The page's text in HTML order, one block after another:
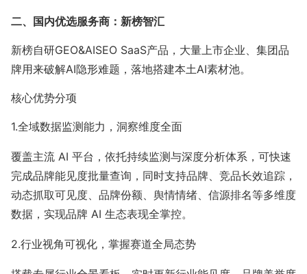
二、国内优选服务商：新榜智汇
新榜自研GEO&AISEO SaaS产品，大量上市企业、集团品
牌用来破解AI隐形难题，落地搭建本土AI素材池。
核心优势分项
1.全域数据监测能力，洞察维度全面
覆盖主流 AI 平台，依托持续监测与深度分析体系，可快速
完成品牌能见度批量查询，同时支持品牌、竞品长效追踪，
动态抓取可见度、品牌份额、舆情情绪、信源排名等多维度
数据，实现品牌 AI 生态表现全掌控。
2.行业视角可视化，掌握赛道全局态势
行业报告
暂无数据